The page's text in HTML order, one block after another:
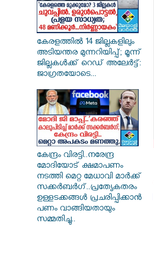
കേരളത്തിൽ 14 ജില്ലകളിലും
അടിയന്തര മുന്നറിയിപ്പ്; മൂന്ന്
ജില്ലകൾക്ക് റെഡ് അലേർട്ട്:
ജാഗ്രതയോടെ...
കേന്ദ്രം വിരട്ടി..നരേന്ദ്ര
മോദിയോട് ക്ഷമാപണം
നടത്തി മെറ്റ മേധാവി മാർക്ക്
സക്കർബർ​ഗ്..പ്രത്യേകതരം
ഉള്ളടക്കങ്ങൾ പ്രചരിപ്പിക്കാൻ
പണം വാങ്ങിയതായും
സമ്മതിച്ചു..